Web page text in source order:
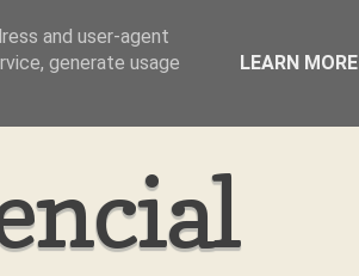
and user-agent
generate usage
LEARN MORE